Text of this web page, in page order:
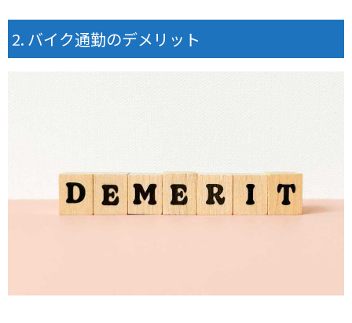
バイク通勤のデメリット